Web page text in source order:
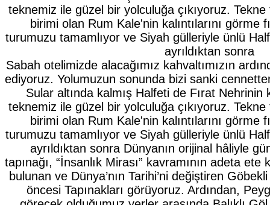
teknemiz ile güzel bir yolculuğa çıkıyoruz.
birimi olan Rum Kale'nin kalıntılarını görme
turumuzu tamamlıyor ve Siyah gülleriyle ünlü
ayrıldıktan sonra
Sabah otelimizde alacağımız kahvaltımızın
ediyoruz. Yolumuzun sonunda bizi sanki
Sular altında kalmış Halfeti de Fırat Nehrinin
teknemiz ile güzel bir yolculuğa çıkıyoruz.
birimi olan Rum Kale'nin kalıntılarını görme
turumuzu tamamlıyor ve Siyah gülleriyle ünlü
ayrıldıktan sonra Dünyanın orijinal hâliyle
tapınağı, “İnsanlık Mirası” kavramının adeta
bulunan ve Dünya’nın Tarihi’ni değiştiren
öncesi Tapınakları görüyoruz. Ardından,